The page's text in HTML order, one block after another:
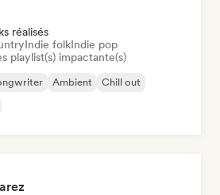
réalisés
Indie folkIndie pop
playlist(s) impactante(s)
Ambient
Chill out